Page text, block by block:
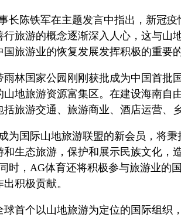
长陈铁军在主题发言中指出，新冠
行旅游的概念逐渐深入人心，这与
旅游业的恢复发展发挥积极的重要的
雨林国家公园刚刚获批成为中国首
地旅游资源富集区。在建设海南
旅游交通、旅游商业、酒店运营、
为国际山地旅游联盟的新会员，将
生态旅游，保护和展示民族文化，
时，AG体育还将积极参与旅游业的
积极贡献。
首个以山地旅游为定位的国际组织